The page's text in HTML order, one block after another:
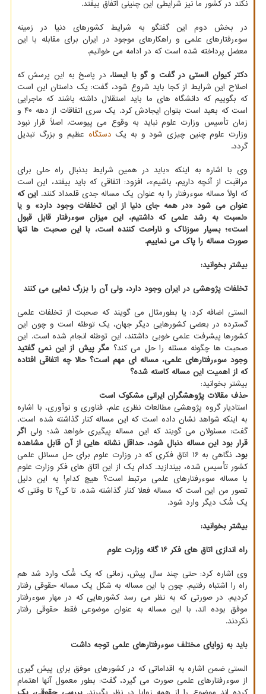
نکند در کشور ما نیز شرایطی این چنینی اتفاق بیفتد.
در بخش دوم این گفتگو به شرایط کشورهای دنیا در زمینه
سوءرفتارهای علمی و راهکارهای موجود در ایران برای مقابله با این
معضل پرداخته شده است که در ادامه می خوانیم.
دکتر کیوان الستی در گفت و گو با ایسنا، در پاسخ به این پرسش که
اصلاح این شرایط از کجا باید شروع شود، گفت: یک داستان این است
که بگوییم که دانشگاه های ما باید استقلال داشته باشند که ماجرایی
است که بعید است بتوان ایجادش کرد. یک سری اتفاقات از دهه ۴۰ و
زمان تأسیس وزارت علوم نباید به وقوع می پیوست. اصلاً قرار نبود
وزارت علوم چنین چیزی شود و به یک دستگاه عظیم و بزرگ تبدیل
گردد.
وی با اشاره به اینکه «باید در همین شرایط بدنبال راه حلی برای
مراقبت از آنچه داریم، باشیم»، افزود: اتفاقی که باید بیفتد، این است
که اولاً مساله سوءرفتار را به عنوان یک مساله جدی قلمداد کنند. این که
عنوان می شود «در همه جای دنیا از این تخلفات وجود دارد» و یا
«نسبت به رشد علمی که داشتیم، این میزان سوءرفتار قابل قبول
است»؛ بسیار سوزناک و ناراحت کننده است، با این صحبت ها تنها
صورت مساله را پاک می نماییم.
بیشتر بخوانید:
تخلفات پژوهشی در ایران وجود دارد، ولی آن را بزرگ نمایی می کنند
الستی اضافه کرد: یا بطورمثال می گویند که صحبت از تخلفات علمی
گسترده در بعضی کشورهایی دیگر جهان، یک توطئه است و چون این
کشورها پیشرفت علمی خوبی داشتند، این توطئه انجام شده است. این
صحبت ها چگونه مسئله را حل می کند؟ مگر پیش از این نمی گفتید
وجود سوءرفتارهای علمی، مساله ای مهم است؟ حالا چه اتفاقی افتاده
که از اهمیت این مساله کاسته شده؟
بیشتر بخوانید:
حذف مقالات پژوهشگران ایرانی مشکوک است
استادیار گروه پژوهشی مطالعات نظری علم، فناوری و نوآوری، با اشاره
به اینکه شواهد نشان داده است که این مساله کنار گذاشته شده است،
گفت: مسئولان می گویند که این مساله پیگیری خواهد شد؛ ولی اگر
قرار بود این مساله دنبال شود، حداقل نشانه هایی از آن قابل مشاهده
بود.
نگاهی به ۱۶ اتاق فکری که در وزارت علوم برای حل مسائل علمی
کشور تأسیس شده، بیندازید. کدام یک از این اتاق های فکر وزارت علوم
با مساله سوءرفتارهای علمی مرتبط است؟ هیچ کدام! به این دلیل
تصور من این است که مساله فعلا کنار گذاشته شده. تا کی؟ تا وقتی که
یک شُک دیگر وارد شود.
بیشتر بخوانید:
راه اندازی اتاق های فکر ۱۶ گانه وزارت علوم
وی اشاره کرد: حتی چند سال پیش، زمانی که یک شُک وارد شد هم
راه را اشتباه رفتیم. چون با این مساله به شکل یک مساله حقوقی رفتار
کردیم. در صورتی که به نظر می رسد کشورهایی که در مهار سوءرفتار
موفق بوده اند، با این مساله به عنوان موضوعی فقط حقوقی رفتار
نکردند.
باید به زوایای مختلف سوءرفتارهای علمی توجه داشت
الستی ضمن اشاره به اقداماتی که در کشورهای موفق برای پیش گیری
از سوءرفتارهای علمی صورت می گیرد، گفت: بطور معمول آنها اهتمام